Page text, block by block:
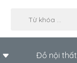
Đồ nội thất